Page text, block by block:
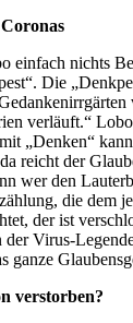
einfach nichts
Die
verläuft.“
„Denken“
reicht der
wer den
die dem
der ist
der Virus-
ganze
verstorben?